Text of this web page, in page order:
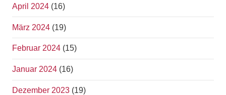
April 2024 (16)
März 2024 (19)
Februar 2024 (15)
Januar 2024 (16)
Dezember 2023 (19)